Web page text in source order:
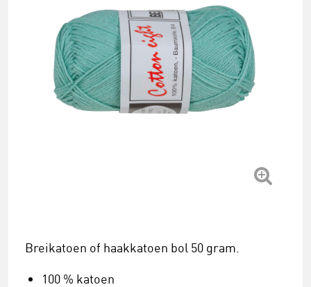
Breikatoen of haakkatoen bol 50 gram.
100 % katoen